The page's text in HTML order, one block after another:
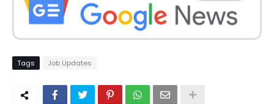
Tags Job Updates